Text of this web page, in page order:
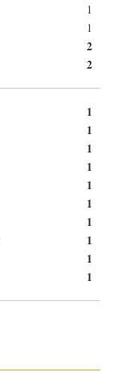
1
1
2
2
1
1
1
1
1
1
1
1
1
1